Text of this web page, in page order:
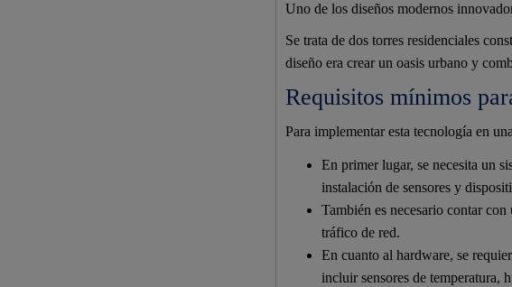
Uno de los diseños modernos
Se trata de dos torres residenciales
diseño era crear un oasis urbano y
Requisitos mínimos
Para implementar esta tecnología en
En primer lugar, se necesita un
instalación de sensores y
También es necesario contar
tráfico de red.
En cuanto al hardware, se
incluir sensores de temperatura,